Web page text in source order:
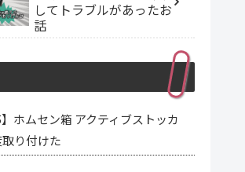
してトラブルがあったお
話
】ホムセン箱 アクティブストッカ
り付けた